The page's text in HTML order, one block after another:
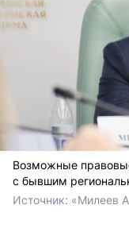
Возможные
с бывшим
Источник: «Милеев